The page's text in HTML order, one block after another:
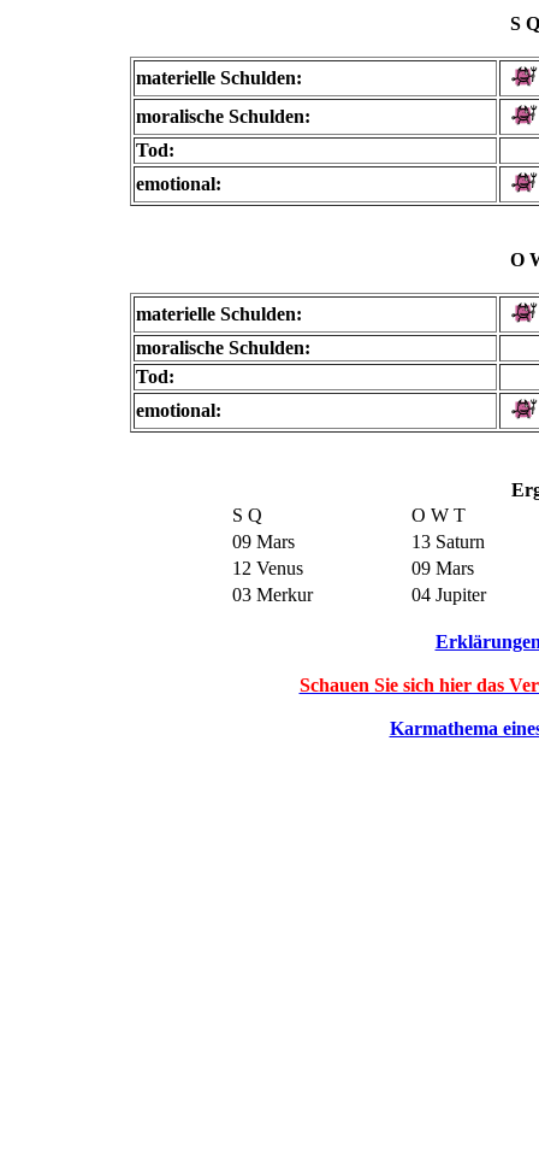
S Q
materielle Schulden:
moralische Schulden:
Tod:
emotional:
O
materielle Schulden:
moralische Schulden:
Tod:
emotional:
S Q
O W T
09 Mars
13 Saturn
12 Venus
09 Mars
03 Merkur
04 Jupiter
Schauen Sie sich hier das
Karmathema